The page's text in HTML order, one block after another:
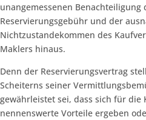
unangemessenen
Reservierungsgebühr und der
Nichtzustandekommen des
Maklers hinaus.
Denn der Reservierungsvertrag
Scheiterns seiner
gewährleistet sei, dass sich für
nennenswerte Vorteile ergeben